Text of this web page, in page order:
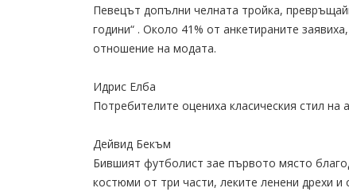
Певецът допълни челната тройка,
години“ . Около 41% от анкетираните
отношение на модата.
Идрис Елба
Потребителите оцениха класическия стил на
Дейвид Бекъм
Бившият футболист зае първото място
костюми от три части, леките ленени дрехи и